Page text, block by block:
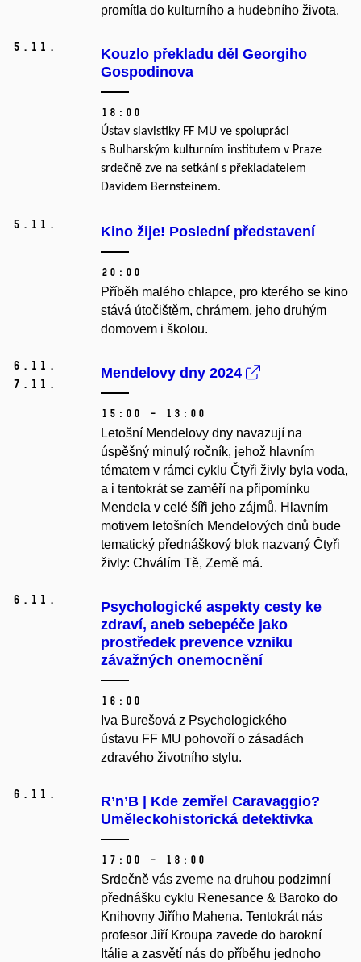
promítla do kulturního a hudebního života.
5. 11.
Kouzlo překladu děl Georgiho
Gospodinova
18:00
Ústav slavistiky FF MU ve spolupráci
s Bulharským kulturním institutem v Praze
srdečně zve na setkání s překladatelem
Davidem Bernsteinem.
5. 11. Kino žije! Poslední představení
20:00
Příběh malého chlapce, pro kterého se kino
stává útočištěm, chrámem, jeho druhým
domovem i školou.
6. 11.
7. 11.
Mendelovy dny 2024
15:00 – 13:00
Letošní Mendelovy dny navazují na
úspěšný minulý ročník, jehož hlavním
tématem v rámci cyklu Čtyři živly byla voda,
a i tentokrát se zaměří na připomínku
Mendela v celé šíři jeho zájmů. Hlavním
motivem letošních Mendelových dnů bude
tematický přednáškový blok nazvaný Čtyři
živly: Chválím Tě, Země má.
6. 11.
Psychologické aspekty cesty ke
zdraví, aneb sebepéče jako
prostředek prevence vzniku
závažných onemocnění
16:00
Iva Burešová z Psychologického
ústavu FF MU pohovoří o zásadách
zdravého životního stylu.
6. 11.
R’n’B | Kde zemřel Caravaggio?
Uměleckohistorická detektivka
17:00 – 18:00
Srdečně vás zveme na druhou podzimní
přednášku cyklu Renesance & Baroko do
Knihovny Jiřího Mahena. Tentokrát nás
profesor Jiří Kroupa zavede do barokní
Itálie a zasvětí nás do příběhu jednoho